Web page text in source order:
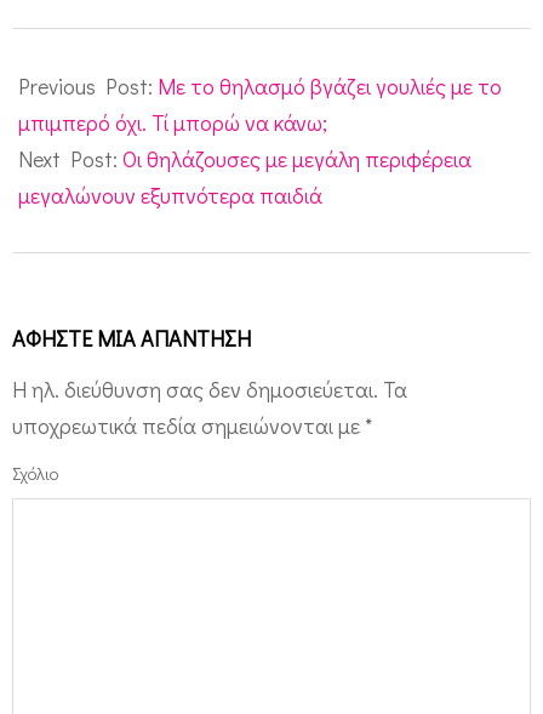
08-
24
Previous Post: Με το θηλασμό βγάζει γουλιές με το
μπιμπερό όχι. Τί μπορώ να κάνω;
Next Post: Οι θηλάζουσες με μεγάλη περιφέρεια
μεγαλώνουν εξυπνότερα παιδιά
ΑΦΉΣΤΕ ΜΙΑ ΑΠΆΝΤΗΣΗ
Η ηλ. διεύθυνση σας δεν δημοσιεύεται. Τα
υποχρεωτικά πεδία σημειώνονται με *
Σχόλιο